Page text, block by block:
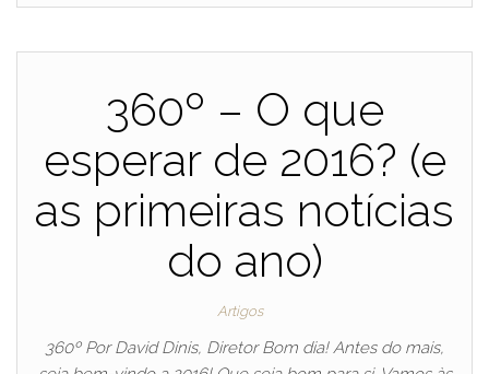
360º – O que
esperar de 2016? (e
as primeiras notícias
do ano)
Artigos
360º Por David Dinis, Diretor Bom dia! Antes do mais,